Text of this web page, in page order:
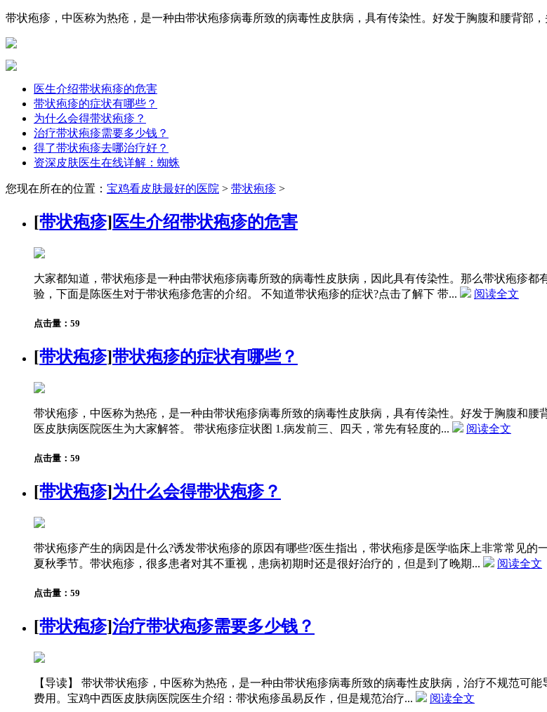
带状疱疹，中医称为热疮，是一种由带状疱疹病毒所致的病毒性皮肤病，具有传染性。好发于胸腹和腰背部
医生介绍带状疱疹的危害
带状疱疹的症状有哪些？
为什么会得带状疱疹？
治疗带状疱疹需要多少钱？
得了带状疱疹去哪治疗好？
资深皮肤医生在线详解：蜘蛛
您现在所在的位置： 宝鸡看皮肤最好的医院 > 带状疱疹 >
[带状疱疹] 医生介绍带状疱疹的危害
大家都知道，带状疱疹是一种由带状疱疹病毒所致的病毒性皮肤病，因此具有传染性。那么带状疱疹
验，下面是陈医生对于带状疱疹危害的介绍。 不知道带状疱疹的症状?点击了解下 带...
阅读全文
点击量：59
[带状疱疹]带状疱疹的症状有哪些？
带状疱疹，中医称为热疮，是一种由带状疱疹病毒所致的病毒性皮肤病，具有传染性。好发于胸腹和
医皮肤病医院医生为大家解答。 带状疱疹症状图 1.病发前三、四天，常先有轻度的...
阅读全文
点击量：59
[带状疱疹] 为什么会得带状疱疹？
带状疱疹产生的病因是什么?诱发带状疱疹的原因有哪些?医生指出，带状疱疹是医学临床上非常常见
夏秋季节。带状疱疹，很多患者对其不重视，患病初期时还是很好治疗的，但是到了晚期...
阅读全文
点击量：59
[带状疱疹]治疗带状疱疹需要多少钱？
【导读】 带状带状疱疹，中医称为热疮，是一种由带状疱疹病毒所致的病毒性皮肤病，治疗不规范可
费用。宝鸡中西医皮肤病医院医生介绍：带状疱疹虽易反作，但是规范治疗...
阅读全文